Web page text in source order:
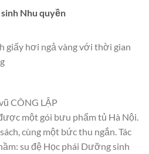
Nhu quyền
giấy hơi ngả vàng với thời gian
CÔNG LẬP
một gói bưu phẩm tủ Hà Nội.
cùng một bức thu ngắn. Tác
su đệ Học phái Dưỡng sinh